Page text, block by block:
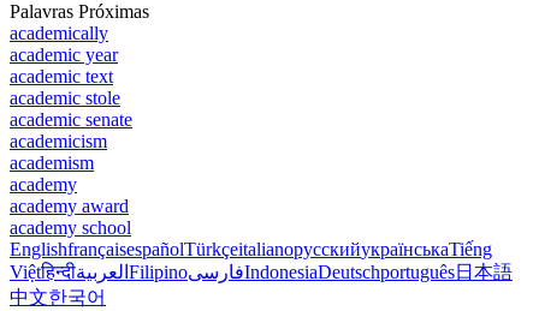
Palavras Próximas
academically
academic year
academic text
academic stole
academic senate
academicism
academism
academy
academy award
academy school
EnglishfrançaisespañolTürkçeitalianoрусскийукраїнськаTiếng
Việtहिन्दीالعربية FilipinoفارسیIndonesiaDeutschportuguês日本語
中文한국어